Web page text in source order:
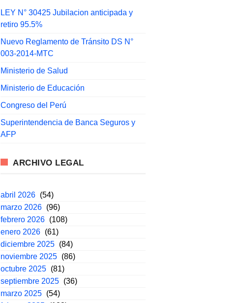
LEY N° 30425 Jubilacion anticipada y
retiro 95.5%
Nuevo Reglamento de Tránsito DS N°
003-2014-MTC
Ministerio de Salud
Ministerio de Educación
Congreso del Perú
Superintendencia de Banca Seguros y
AFP
ARCHIVO LEGAL
abril 2026 (54)
marzo 2026 (96)
febrero 2026 (108)
enero 2026 (61)
diciembre 2025 (84)
noviembre 2025 (86)
octubre 2025 (81)
septiembre 2025 (36)
marzo 2025 (54)